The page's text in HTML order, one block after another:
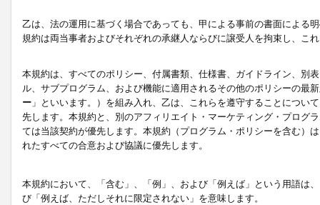
乙は、法の運用に基づく場合であっても、甲による事前の書面による
規約は両当事者およびそれぞれの承継人ならびに譲受人を拘束し、こ
本規約は、すべてのポリシー、付属書類、仕様書、ガイドライン、別
ル、サブプログラム、および機能に適用されるその他のポリシーの最
ー 」といいます。）を組み入れ、乙は、これらを遵守することにつ
先します。本規約と、別のアフィリエイト・マーケティング・プログ
ては当該契約が優先します。本規約（プログラム・ポリシーを含む）
れたすべての合意および協議に優先します。
本規約において、「含む」、「例」、および「例えば」という用語は
び「例えば、ただしそれに限定されない」を意味します。